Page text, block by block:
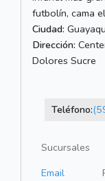
futbolín, cama
Ciudad:
Dirección:
Dolores Sucre
Teléfono:
Sucursales
Email